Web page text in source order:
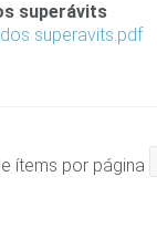
superávits
superavits.pdf
ítems por página